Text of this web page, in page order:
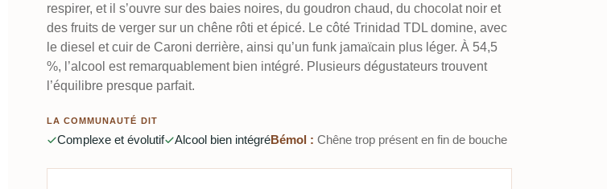
respirer, et il s’ouvre sur des baies noires, du goudron chaud, du chocolat noir et
des fruits de verger sur un chêne rôti et épicé. Le côté Trinidad TDL domine, avec
le diesel et cuir de Caroni derrière, ainsi qu’un funk jamaïcain plus léger. À 54,5
%, l’alcool est remarquablement bien intégré. Plusieurs dégustateurs trouvent
l’équilibre presque parfait.
LA COMMUNAUTÉ DIT
Complexe et évolutif Alcool bien intégréBémol : Chêne trop présent en fin de bouche